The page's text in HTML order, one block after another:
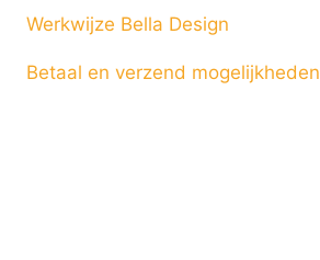
Werkwijze Bella Design
Betaal en verzend mogelijkheden